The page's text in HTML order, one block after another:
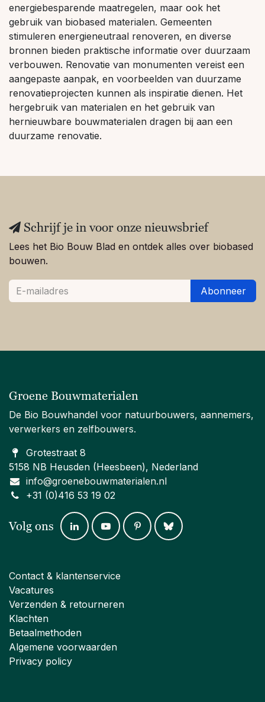
energiebesparende maatregelen, maar ook het
gebruik van biobased materialen. Gemeenten
stimuleren energieneutraal renoveren, en diverse
bronnen bieden praktische informatie over duurzaam
verbouwen. Renovatie van monumenten vereist een
aangepaste aanpak, en voorbeelden van duurzame
renovatieprojecten kunnen als inspiratie dienen. Het
hergebruik van materialen en het gebruik van
hernieuwbare bouwmaterialen dragen bij aan een
duurzame renovatie.
Schrijf je in voor onze nieuwsbrief
Lees het Bio Bouw Blad en ontdek alles over biobased
bouwen.
Abonneer
Groene Bouwmaterialen
De Bio Bouwhandel voor natuurbouwers, aannemers,
verwerkers en zelfbouwers.
Grotestraat 8
5158 NB Heusden (Heesbeen), Nederland
info@groenebouwmaterialen.nl
+31 (0)416 53 19 02
Volg ons
Contact & klantenservice
Vacatures
Verzenden & retourneren
Klachten
Betaalmethoden
Algemene voorwaarden
Privacy policy